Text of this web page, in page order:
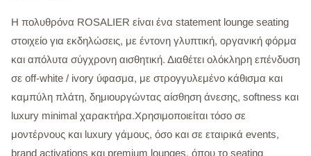
Η πολυθρόνα ROSALIER είναι ένα statement lounge seating
στοιχείο για εκδηλώσεις, με έντονη γλυπτική, οργανική φόρμα
και απόλυτα σύγχρονη αισθητική. Διαθέτει ολόκληρη επένδυση
σε off-white / ivory ύφασμα, με στρογγυλεμένο κάθισμα και
καμπύλη πλάτη, δημιουργώντας αίσθηση άνεσης, softness και
luxury minimal χαρακτήρα.Χρησιμοποιείται τόσο σε
μοντέρνους και luxury γάμους, όσο και σε εταιρικά events,
brand activations και premium lounges, όπου το seating